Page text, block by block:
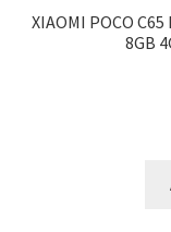
XIAOMI POCO C65
8GB